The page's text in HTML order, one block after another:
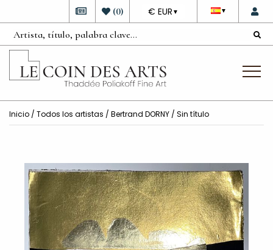
▼
DEVISE
€ EUR ▼
(0)
Inicio / Todos los artistas / Bertrand DORNY / Sin título